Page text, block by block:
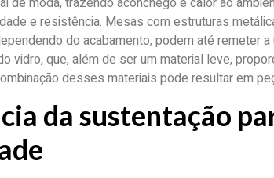
e resistência. Mesas com estruturas
do acabamento, podem até remeter a
vidro, que, além de ser um material leve,
desses materiais pode resultar em
da sustentação